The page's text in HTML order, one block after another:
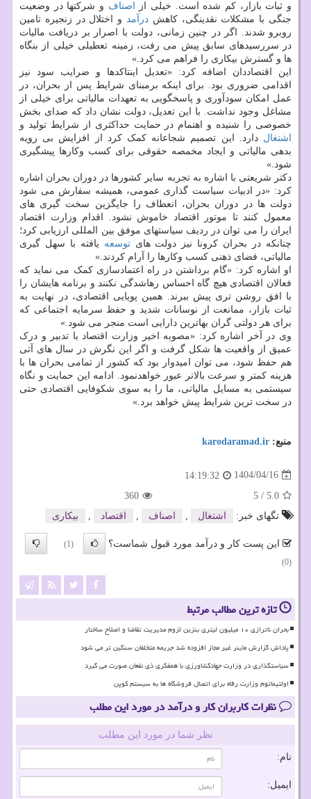
و ثبات بازار، کم شده است. خیلی از
اصناف و شرکتها در وضعیت
جنگی با مشکلات نقدینگی، کاهش درآمد و اختلال در زنجیره تامین
روبرو شدند. اگر در چنین زمانی، دولت با اصرار بر دریافت مالیات
در سررسیدهای سابق پیش می رفت، زمینه تعطیلی خیلی از بنگاه
ها و گسترش بیکاری را فراهم می کرد.»
این اقتصاددان اضافه کرد: «تعدیل اینتاکدها و ضرایب سود نیز
اقدامی ضروری بود. برای اینکه برمبنای شرایط پس از بحران، در
عمل امکان سودآوری و پاسخگویی به تعهدات مالیاتی برای خیلی از
مشاغل وجود نداشت. با این تعدیل، دولت نشان داد که صدای بخش
خصوصی را شنیده و اهتمام در حمایت حداکثری از شرایط تولید و
اشتغال دارد. این تصمیم شجاعانه کمک کرد از افزایش بی رویه
بدهی مالیاتی و ایجاد مخمصه حقوقی برای کسب وکارها پیشگیری
شود.»
دکتر شریعتی با اشاره به تجربه سایر کشورها در دوران بحران اشاره
کرد: «در ادبیات سیاست گذاری عمومی، همیشه سفارش می شود
دولت ها در دوران بحران، انعطاف را جایگزین سخت گیری های
معمول کنند تا موتور اقتصاد خاموش نشود. اقدام وزارت اقتصاد
ایران را می توان در ردیف سیاستهای موفق بین المللی ارزیابی کرد؛
چنانکه در بحران کرونا نیز دولت هایتوسعه یافته با سهل گیری
مالیاتی، فضای ذهنی کسب وکارها را آرام کردند.»
او اشاره کرد: «گام برداشتن در راه اعتمادسازی کمک می نماید که
فعالان اقتصادی هیچ گاه احساس رهاشدگی نکنند و برنامه هایشان را
با افق روشن تری پیش ببرند. همین پویایی اقتصادی، در نهایت به
ثبات بازار، ممانعت از نوسانات شدید و حفظ سرمایه اجتماعی که
برای هر دولتی گران بهاترین دارایی است منجر می شود.»
وی در آخر اشاره کرد: «مصوبه اخیر وزارت اقتصاد با تدبیر و درک
عمیق از واقعیت ها شکل گرفت و اگر این نگرش در سال های آتی
هم حفظ شود، می توان امیدوار بود که کشور از تمامی بحران ها با
هزینه کمتر و سرعت بالاتر عبور خواهدنمود. ادامه این حمایت و نگاه
سیستمی به مسایل مالیاتی، ما را به سوی شکوفایی اقتصادی حتی
در سخت ترین شرایط پیش خواهد برد.»
منبع: karodaramad.ir
1404/04/16
14:19:32
5.0
/
5
360
تگهای خبر:
اشتغال , اصناف , اقتصاد , بیكاری
این پست کار و درآمد مورد قبول شماست؟
(1)
(0)
تازه ترین مطالب مرتبط
بحران ناترازی ۱۰ میلیون لیتری بنزین لزوم مدیریت تقاضا و اصلاح ساختار
پاداش گزارش ماینر غیر مجاز افزوده شد جریمه متخلفان سنگین تر می شود
سیاستگذاری در وزارت جهادکشاورزی با همفکری ذی نفعان صورت می گیرد
اولتیماتوم وزارت رفاه برای اتصال فروشگاه ها به سیستم کوپن
نظرات کاربران کار و درآمد در مورد این مطلب
نظر شما در مورد این مطلب
نام:
ایمیل: